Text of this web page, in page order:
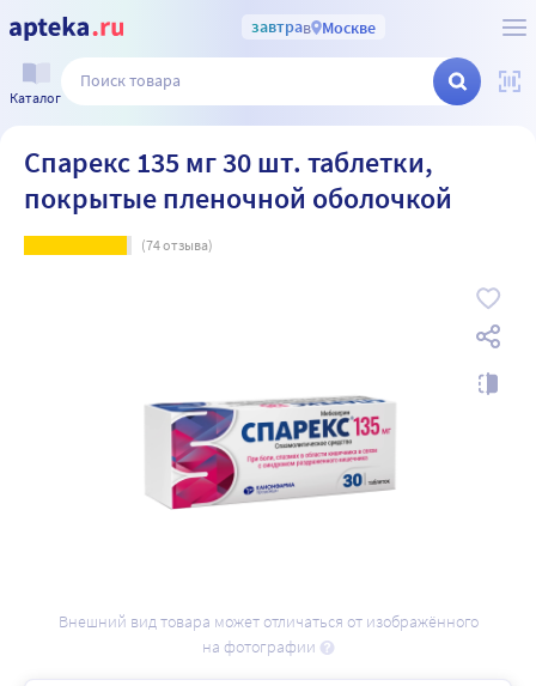
завтрав Москве
Каталог
Спарекс 135 мг 30 шт. таблетки,
покрытые пленочной оболочкой
(74отзыва)
Внешний вид товара может отличаться от изображённого
на фотографии